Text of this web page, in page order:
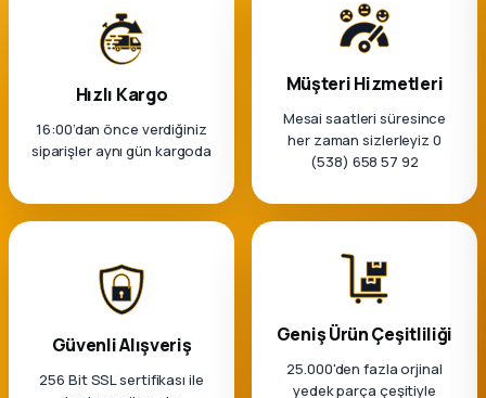
Hızlı Kargo
16:00’dan önce verdiğiniz
siparişler aynı gün kargoda
Müşteri Hizmetleri
Mesai saatleri süresince
her zaman sizlerleyiz 0
(538) 658 57 92
Güvenli Alışveriş
256 Bit SSL sertifikası ile
Geniş Ürün Çeşitliliği
25.000'den fazla orjinal
yedek parça çeşitiyle